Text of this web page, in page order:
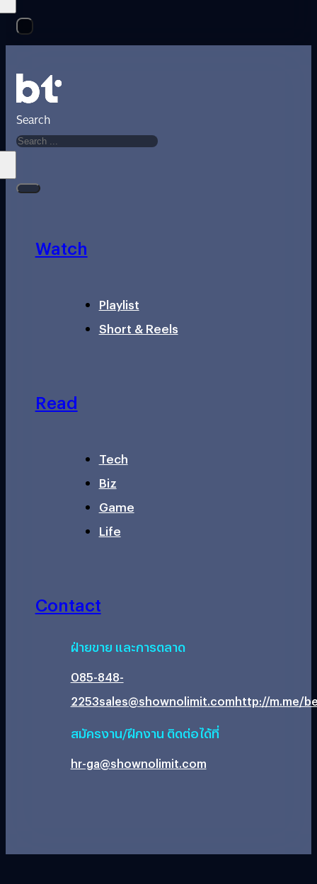
Search
Watch
Playlist
Short & Reels
Read
Tech
Biz
Game
Life
Contact
ฝ่ายขาย และการตลาด
085-848-
2253sales@shownolimit.comhttp://m.me/
สมัครงาน/ฝึกงาน ติดต่อได้ที่
hr-ga@shownolimit.com